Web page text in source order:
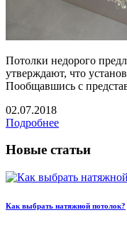
Потолки недорого
утверждают, что
Пообщавшись с
02.07.2018
Подробнее
Новые статьи
Как выбрать натяжной потолок?